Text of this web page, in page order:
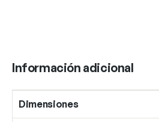
Información adicional
Dimensiones